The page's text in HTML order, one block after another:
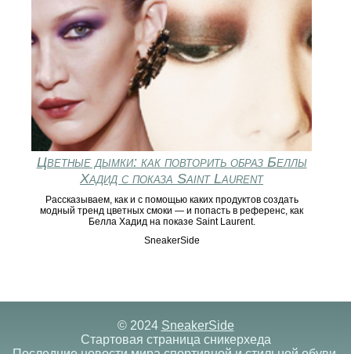
Цветные дымки: как повторить образ Беллы
Хадид с показа Saint Laurent
Рассказываем, как и с помощью каких продуктов создать
модный тренд цветных смоки — и попасть в референс, как
Белла Хадид на показе Saint Laurent.
SneakerSide
© 2024 SneakerSide
Стартовая страница сникерхеда